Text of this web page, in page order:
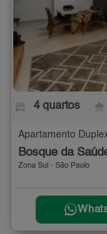
4 quartos
Bosque da
Zona Sul - São Paulo